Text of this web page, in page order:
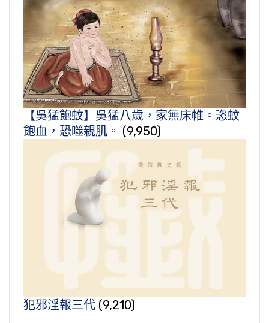
【吳猛飽蚊】吳猛八歲，家無床帷。恣蚊
飽血，恐噬親肌。 (9,950)
犯邪淫報三代 (9,210)